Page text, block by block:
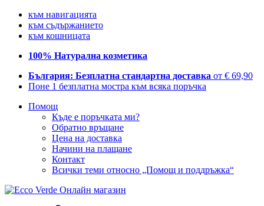
към навигацията
към съдържанието
към кошницата
100% Натурална козметика
България: Безплатна стандартна доставка от € 69,90
Поне 1 безплатна мостра към всяка поръчка
Помощ
Къде е поръчката ми?
Обратно връщане
Цена на доставка
Начини на плащане
Контакт
Всички теми относно „Помощ и поддръжка“